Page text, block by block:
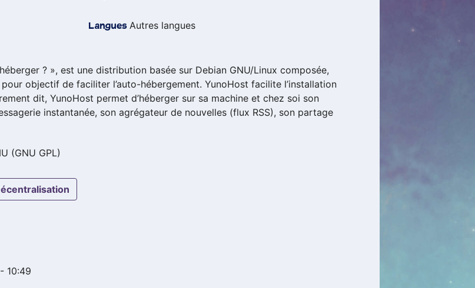
Langues Autres langues
? », est une distribution basée sur Debian GNU/Linux composée,
objectif de faciliter l’auto-hébergement. YunoHost facilite l’installation
dit, YunoHost permet d’héberger sur sa machine et chez soi son
instantanée, son agrégateur de nouvelles (flux RSS), son partage
(GNU GPL)
décentralisation
10:49